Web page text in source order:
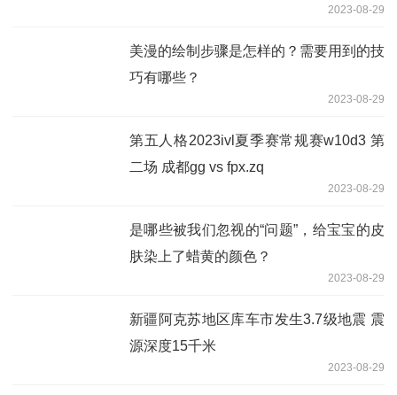
2023-08-29
美漫的绘制步骤是怎样的？需要用到的技
巧有哪些？
2023-08-29
第五人格2023ivl夏季赛常规赛w10d3 第
二场 成都gg vs fpx.zq
2023-08-29
是哪些被我们忽视的“问题”，给宝宝的皮
肤染上了蜡黄的颜色？
2023-08-29
新疆阿克苏地区库车市发生3.7级地震 震
源深度15千米
2023-08-29